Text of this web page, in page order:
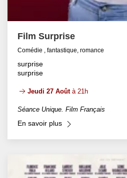
Film Surprise
Comédie , fantastique, romance
surprise
surprise
Jeudi 27 Aoûtà 21h
Séance Unique. Film Français
En savoir plus